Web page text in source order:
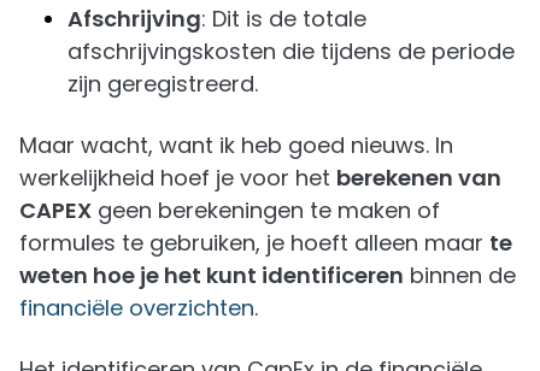
Afschrijving: Dit is de totale
afschrijvingskosten die tijdens de periode
zijn geregistreerd.
Maar wacht, want ik heb goed nieuws. In
werkelijkheid hoef je voor het berekenen van
CAPEX geen berekeningen te maken of
formules te gebruiken, je hoeft alleen maar te
weten hoe je het kunt identificeren binnen de
financiële overzichten.